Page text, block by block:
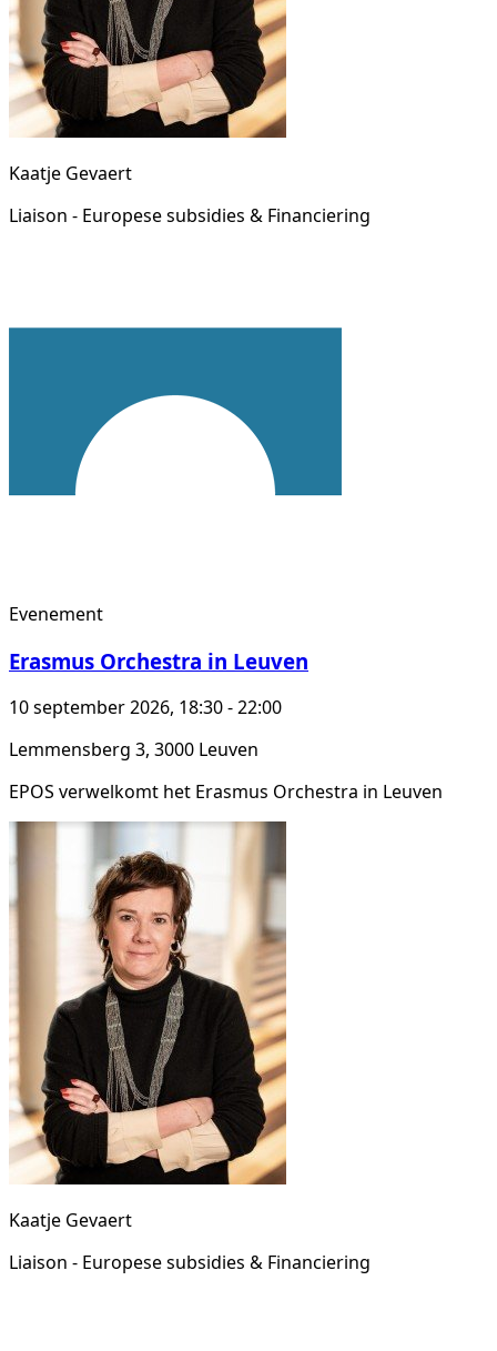
Kaatje Gevaert
Liaison - Europese subsidies & Financiering
Evenement
Erasmus Orchestra in Leuven
10 september 2026, 18:30 - 22:00
Lemmensberg 3, 3000 Leuven
EPOS verwelkomt het Erasmus Orchestra in Leuven
Kaatje Gevaert
Liaison - Europese subsidies & Financiering